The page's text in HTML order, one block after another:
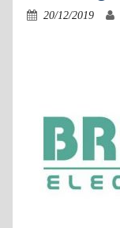
20/12/2019